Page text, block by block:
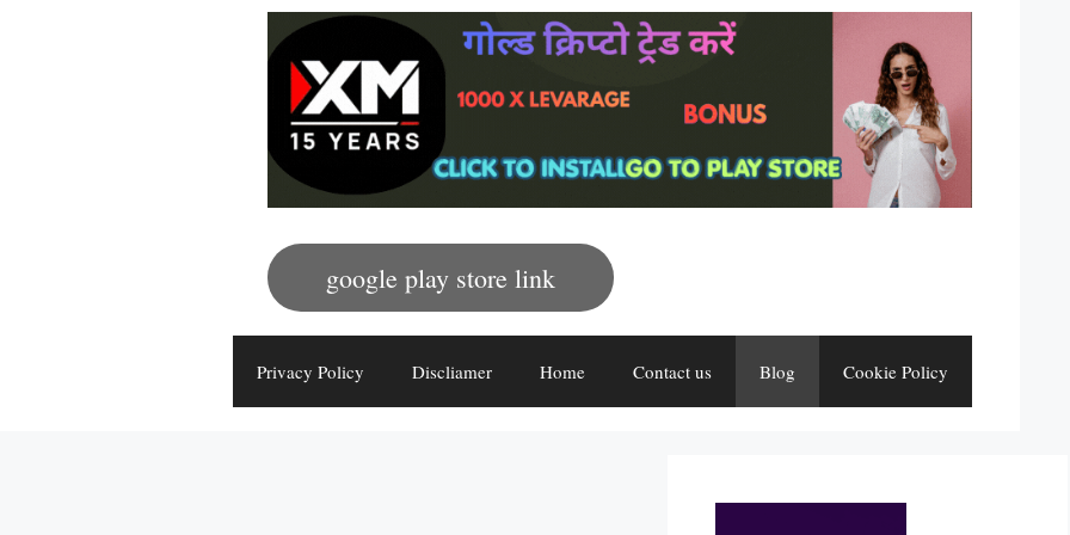
google play store link
Privacy Policy Discliamer Home Contact us Blog Cookie Policy